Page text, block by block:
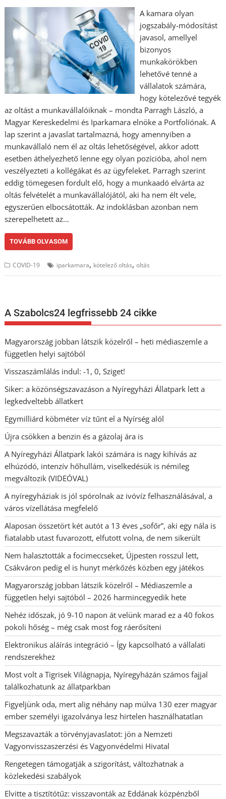
A kamara olyan
jogszabály-módosítást
javasol, amellyel
bizonyos
munkakörökben
lehetővé tenné a
vállalatok számára,
hogy kötelezővé tegyék
az oltást a munkavállalóiknak – mondta Parragh László, a
Magyar Kereskedelmi és Iparkamara elnöke a Portfoliónak. A
lap szerint a javaslat tartalmazná, hogy amennyiben a
munkavállaló nem él az oltás lehetőségével, akkor adott
esetben áthelyezhető lenne egy olyan pozícióba, ahol nem
veszélyezteti a kollégákat és az ügyfeleket. Parragh szerint
eddig tömegesen fordult elő, hogy a munkaadó elvárta az
oltás felvételét a munkavállalójától, aki ha nem élt vele,
egyszerűen elbocsátották. Az indoklásban azonban nem
szerepelhetett az…
TOVÁBB OLVASOM
COVID-19 iparkamara, kötelező oltás,oltás
A Szabolcs24 legfrissebb 24 cikke
Magyarország jobban látszik közelről – heti médiaszemle a
független helyi sajtóból
Visszaszámlálás indul: -1, 0, Sziget!
Siker: a közönségszavazáson a Nyíregyházi Állatpark lett a
legkedveltebb állatkert
Egymilliárd köbméter víz tűnt el a Nyírség alól
Újra csökken a benzin és a gázolaj ára is
A Nyíregyházi Állatpark lakói számára is nagy kihívás az
elhúzódó, intenzív hőhullám, viselkedésük is némileg
megváltozik (VIDEÓVAL)
A nyíregyháziak is jól spórolnak az ivóvíz felhasználásával, a
város vízellátása megfelelő
Alaposan összetört két autót a 13 éves „sofőr”, aki egy nála is
fiatalabb utast fuvarozott, elfutott volna, de nem sikerült
Nem halasztották a focimeccseket, Újpesten rosszul lett,
Csákváron pedig el is hunyt mérkőzés közben egy játékos
Magyarország jobban látszik közelről – Médiaszemle a
független helyi sajtóból – 2026 harmincegyedik hete
Nehéz időszak, jó 9-10 napon át velünk marad ez a 40 fokos
pokoli hőség – még csak most fog ráerősíteni
Elektronikus aláírás integráció – Így kapcsolható a vállalati
rendszerekhez
Most volt a Tigrisek Világnapja, Nyíregyházán számos fajjal
találkozhatunk az állatparkban
Figyeljünk oda, mert alig néhány nap múlva 130 ezer magyar
ember személyi igazolványa lesz hirtelen használhatatlan
Megszavazták a törvényjavaslatot: jön a Nemzeti
Vagyonvisszaszerzési és Vagyonvédelmi Hivatal
Rengetegen támogatják a szigorítást, változhatnak a
közlekedési szabályok
Elvitte a tisztítótűz: visszavonták az Eddának közpénzből